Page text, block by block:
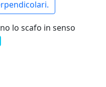
lo scafo in senso